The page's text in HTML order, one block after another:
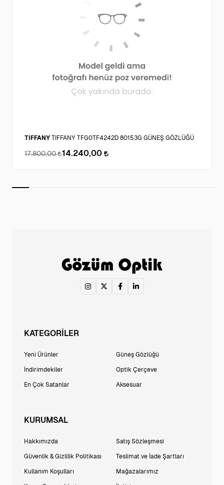
TIFFANY TIFFANY TFG0TF4242D 80153G GÜNEŞ GÖZLÜĞÜ
17.800,00 14.240,00
KATEGORİLER
Yeni Ürünler
İndirimdekiler
En Çok Satanlar
Güneş Gözlüğü
Optik Çerçeve
Aksesuar
KURUMSAL
Hakkımızda
Güvenlik & Gizlilik Politikası
Kullanım Koşulları
Satış Sözleşmesi
Teslimat ve İade Şartları
Mağazalarımız